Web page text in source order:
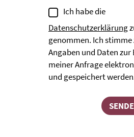
Ich habe die
Datenschutzerklärung
genommen. Ich stimme
Angaben und Daten
meiner Anfrage
und gespeichert